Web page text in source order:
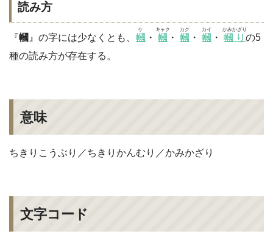
読み方
『幗 』の字には少なくとも、 幗
ケ
・ 幗
キャク
・ 幗
カク
・ 幗
カイ
・ 幗り
かみかざり
の5
種の読み方が存在する。
意味
ちきりこうぶり／ちきりかんむり／かみかざり
文字コード